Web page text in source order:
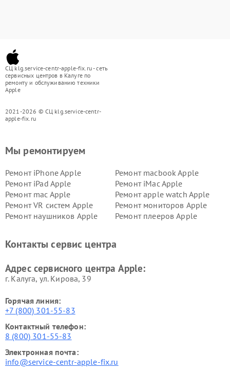
СЦ klg.service-centr-apple-fix.ru - сеть
сервисных центров в Калуге по
ремонту и обслуживанию техники
Apple
2021-2026 © СЦ klg.service-centr-
apple-fix.ru
Мы ремонтируем
Ремонт iPhone Apple
Ремонт macbook Apple
Ремонт iPad Apple
Ремонт iMac Apple
Ремонт mac Apple
Ремонт apple watch Apple
Ремонт VR систем Apple
Ремонт мониторов Apple
Ремонт наушников Apple
Ремонт плееров Apple
Контакты сервис центра
Адрес сервисного центра Apple:
г. Калуга, ул. Кирова, 39
Горячая линия:
+7 (800) 301-55-83
Контактный телефон:
8 (800) 301-55-83
Электронная почта:
info@service-centr-apple-fix.ru